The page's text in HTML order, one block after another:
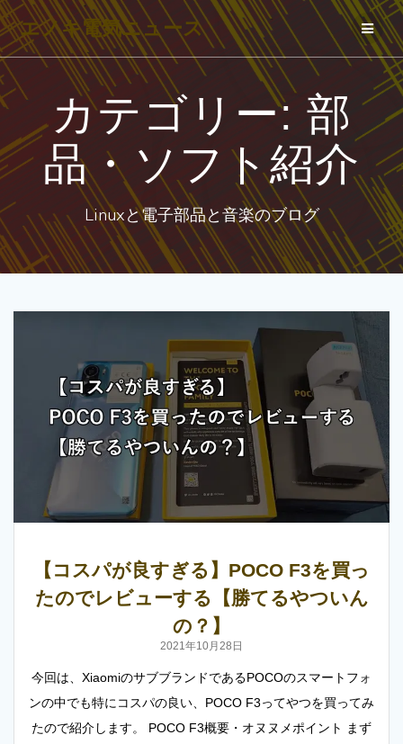
コ
ン
テ
ツ
へ
ス
ッ
プ
エノキ電気ニュース
カテゴリー: 部
品・ソフト紹介
Linuxと電子部品と音楽のブログ
【コスパが良すぎる】POCO F3を買っ
たのでレビューする【勝てるやついん
の？】
2021年10月28日
今回は、XiaomiのサブブランドであるPOCOのスマートフォ
ンの中でも特にコスパの良い、POCO F3ってやつを買ってみ
たので紹介します。 POCO F3概要・オヌヌメポイント まず